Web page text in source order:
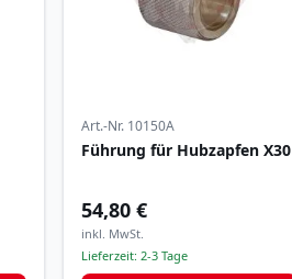
Art.-Nr. 10150A
Führung für Hubzapfen X30
54,80 €
inkl. MwSt.
Lieferzeit: 2-3 Tage